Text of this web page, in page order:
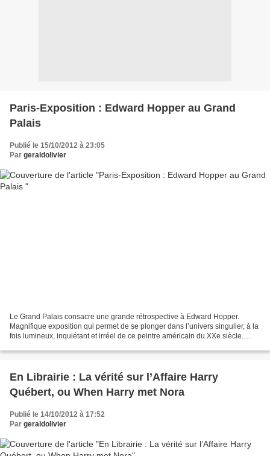
Paris-Exposition : Edward Hopper au Grand
Palais
Publié le 15/10/2012 à 23:05
Par geraldolivier
Le Grand Palais consacre une grande rétrospective à Edward Hopper.
Magnifique exposition qui permet de se plonger dans l’univers singulier, à la
fois lumineux, inquiétant et irréel de ce peintre américain du XXe siècle.
En Librairie : La vérité sur l’Affaire Harry
Québert, ou When Harry met Nora
Publié le 14/10/2012 à 17:52
Par geraldolivier